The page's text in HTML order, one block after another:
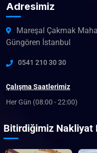
Adresimiz
Mareşal Çakmak
Güngören İstanbul
0541 210 30 30
Çalışma Saatlerimiz
Her Gün (08:00 - 22:00)
Bitirdiğimiz Nakliyat